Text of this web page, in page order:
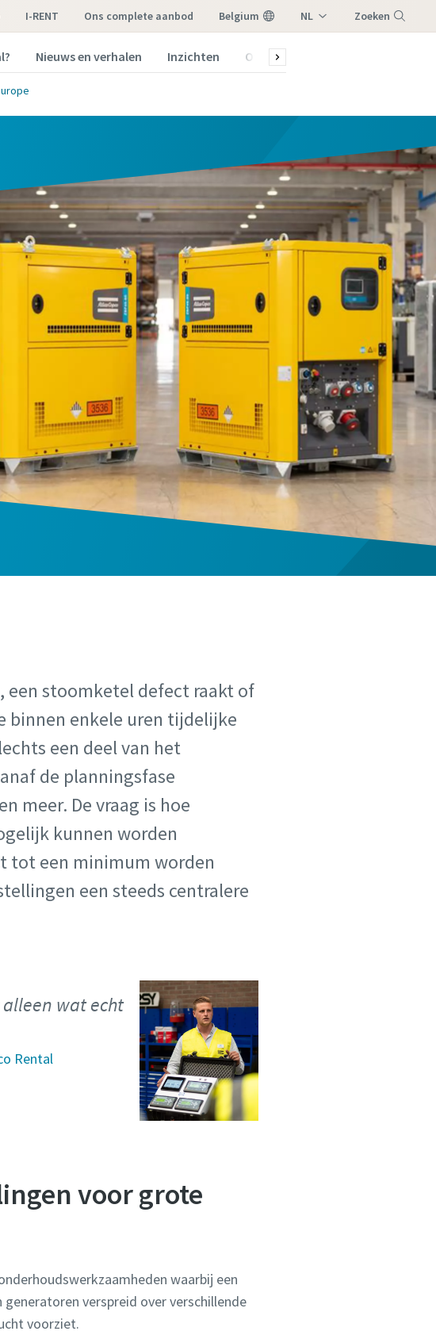
I-RENT ons complete aanbod Belgium NL Zoeken
Nieuws en verhalen Inzichten Over ons
een stoomketel defect raakt of
binnen enkele uren tijdelijke
een deel van het
de planningsfase
meer. De vraag is hoe
kunnen worden
tot een minimum worden
een steeds centralere
wat echt
Rental
voor grote
waarbij een
verspreid over verschillende
voorziet.